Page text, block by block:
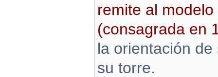
remite al
(consagrada en
la orientación
su torre.